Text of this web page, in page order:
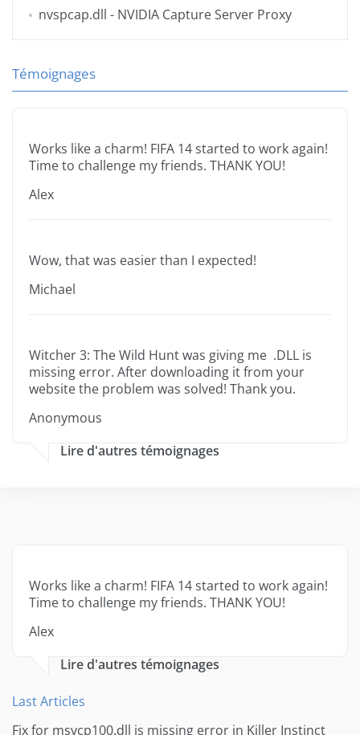
nvspcap.dll - NVIDIA Capture Server Proxy
Témoignages
Works like a charm! FIFA 14 started to work again!
Time to challenge my friends. THANK YOU!
Alex
Wow, that was easier than I expected!
Michael
Witcher 3: The Wild Hunt was giving me .DLL is
missing error. After downloading it from your
website the problem was solved! Thank you.
Anonymous
Lire d'autres témoignages
Works like a charm! FIFA 14 started to work again!
Time to challenge my friends. THANK YOU!
Alex
Lire d'autres témoignages
Last Articles
Fix for msvcp100.dll is missing error in Killer Instinct